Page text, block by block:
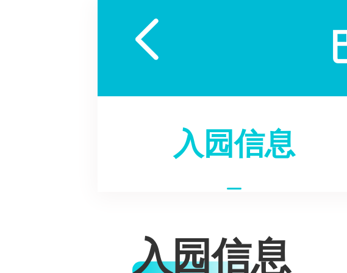

入园信息
入园信息